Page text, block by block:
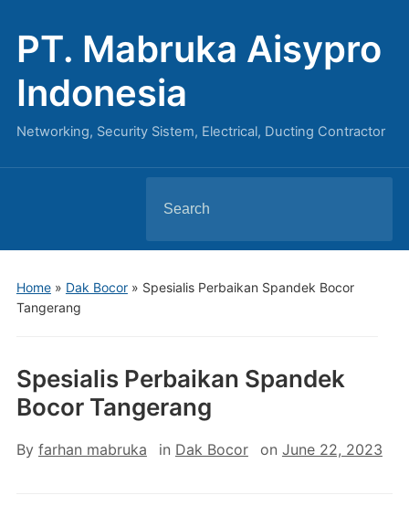
PT. Mabruka Aisypro
Indonesia
Networking, Security Sistem, Electrical, Ducting Contractor
for:
Home» Dak Bocor» Spesialis Perbaikan Spandek Bocor
Tangerang
Spesialis Perbaikan Spandek
Bocor Tangerang
By farhan mabruka in Dak Bocor on June 22, 2023